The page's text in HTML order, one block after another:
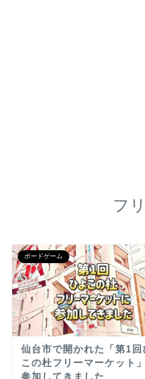
フ
ボードゲーム
仙台市で開かれた「第1回
この杜フリーマーケット
参加してきました